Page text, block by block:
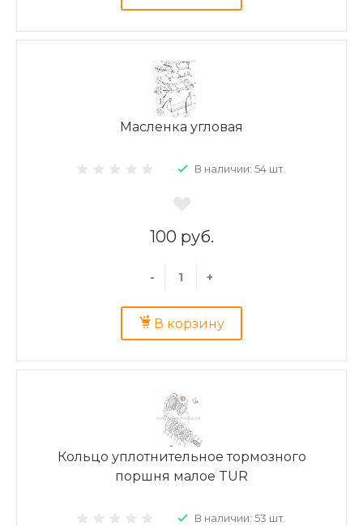
Масленка угловая
В наличии: 54 шт.
100 руб.
- +
В корзину
Кольцо уплотнительное тормозного
поршня малое TUR
В наличии: 53 шт.